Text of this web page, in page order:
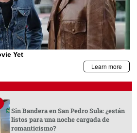
Sin Bandera en San Pedro Sula: ¿están
listos para una noche cargada de
romanticismo?